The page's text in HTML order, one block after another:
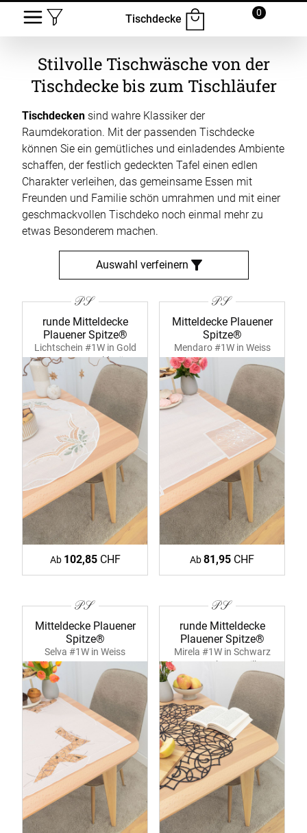
Tischdecke
0
Stilvolle Tischwäsche von der
Tischdecke bis zum Tischläufer
Tischdecken sind wahre Klassiker der
Raumdekoration. Mit der passenden Tischdecke
können Sie ein gemütliches und einladendes Ambiente
schaffen, der festlich gedeckten Tafel einen edlen
Charakter verleihen, das gemeinsame Essen mit
Freunden und Familie schön umrahmen und mit einer
geschmackvollen Tischdeko noch einmal mehr zu
etwas Besonderem machen.
Auswahl verfeinern
runde Mitteldecke
Plauener Spitze®
Lichtschein #1W in Gold
39372 ecru-goldgrün
Ab 102,85CHF
Mitteldecke Plauener
Spitze®
Mendaro #1W in Weiss
39364 ecru
Ab81,95 CHF
Mitteldecke Plauener
Spitze®
Selva #1W in Weiss
39357 ecru
runde Mitteldecke
Plauener Spitze®
Mirela #1W in Schwarz
39371 schwarz-silber